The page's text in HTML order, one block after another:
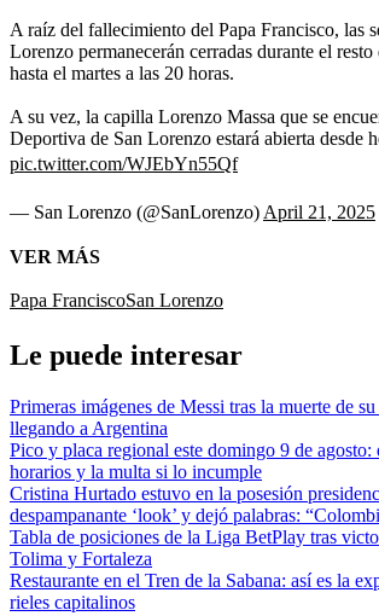
A raíz del fallecimiento del Papa Francisco, las
Lorenzo permanecerán cerradas durante el resto
hasta el martes a las 20 horas.
A su vez, la capilla Lorenzo Massa que se
Deportiva de San Lorenzo estará abierta desde
pic.twitter.com/WJEbYn55Qf
— San Lorenzo (@SanLorenzo) April 21, 2025
VER MÁS
Papa FranciscoSan Lorenzo
Le puede interesar
Primeras imágenes de Messi tras la muerte de
llegando a Argentina
Pico y placa regional este domingo 9 de agosto:
horarios y la multa si lo incumple
Cristina Hurtado estuvo en la posesión
despampanante ‘look’ y dejó palabras:
Tabla de posiciones de la Liga BetPlay tras
Tolima y Fortaleza
Restaurante en el Tren de la Sabana: así es la
rieles capitalinos